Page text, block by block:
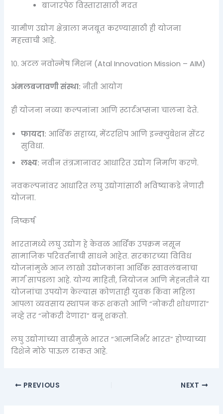
बाजारपेठ विस्तारासाठी मदत
ग्रामीण उद्योग क्षेत्राला मजबूत करण्यासाठी ही योजना
महत्त्वाची आहे.
१०. अटल नवोन्मेष मिशन (Atal Innovation Mission – AIM)
अंमलबजावणी संस्था: नीती आयोग
ही योजना नव्या कल्पनांना आणि स्टार्टअप्सना चालना देते.
फायदा: आर्थिक सहाय्य, मेंटरशिप आणि इन्क्युबेशन सेंटर
सुविधा.
लक्ष्य: नवीन तंत्रज्ञानावर आधारित उद्योग निर्माण करणे.
नवकल्पनांवर आधारित लघु उद्योगांसाठी भविष्याकडे नेणारी
योजना.
निष्कर्ष
भारतामध्ये लघु उद्योग हे केवळ आर्थिक उपक्रम नसून
सामाजिक परिवर्तनाची साधने आहेत. सरकारच्या विविध
योजनांमुळे आज लाखो उद्योजकांना आर्थिक स्वावलंबनाचा
मार्ग सापडला आहे. योग्य माहिती, नियोजन आणि मेहनतीने या
योजनांचा उपयोग केल्यास कोणताही युवक किंवा महिला
आपला व्यवसाय स्थापन करू शकतो आणि “नोकरी शोधणारा”
नव्हे तर “नोकरी देणारा” बनू शकतो.
लघु उद्योगांच्या वाढीमुळे भारत “आत्मनिर्भर भारत” होण्याच्या
दिशेने मोठे पाऊल टाकत आहे.
PREVIOUS NEXT